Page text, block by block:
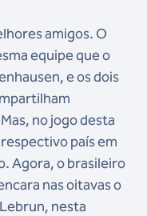
amigos. O
equipe que o
e os dois
no jogo desta
país em
Agora, o brasileiro
nas oitavas o
nesta